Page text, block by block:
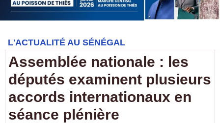
L'ACTUALITÉ AU SÉNÉGAL
Assemblée nationale : les
députés examinent plusieurs
accords internationaux en
séance plénière